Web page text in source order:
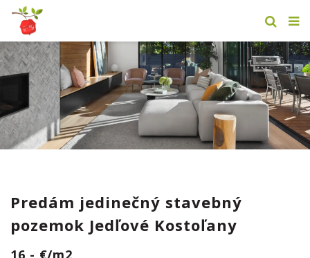
Predám jedinečný stavebný
pozemok Jedľové Kostoľany
16,- €/m2